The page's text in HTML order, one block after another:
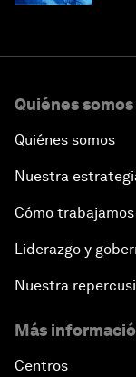
Quiénes somos
Quiénes somos
Nuestra
Cómo trabajamos
Liderazgo y
Nuestra
Más
Centros